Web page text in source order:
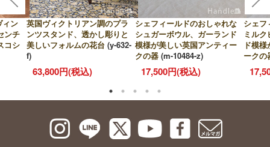
ィン
ンチ
コシ
英国ヴィクトリアン調のプラ
ンツスタンド、透かし彫りと
美しいフォルムの花台 (y-632-
f)
63,800円(税込)
シェフィールドのおしゃれな
シュガーボウル、ガーランド
模様が美しい英国アンティー
クの器 (m-10484-z)
17,500円(税込)
シェフ
ミル
ド模
ークの